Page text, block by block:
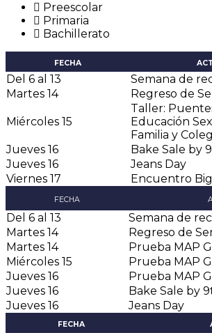
Preescolar
Primaria
Bachillerato
FECHA
Del 6 al 13 Semana de
Martes 14
Regreso de
Miércoles 15
Taller:
Educación
Familia y
Jueves 16 Bake Sale by
Jueves 16
Jeans Day
Viernes 17
Encuentro
FECHA
Del 6 al 13 Semana de
Martes 14
Regreso de
Martes 14
Prueba MAP
Miércoles 15
Prueba MAP
Jueves 16
Prueba MAP
Jueves 16
Bake Sale by
Jueves 16
Jeans Day
FECHA